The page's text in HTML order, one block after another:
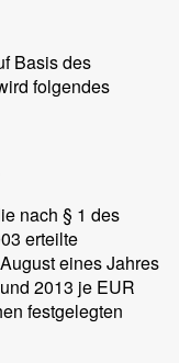
Basis des
folgendes
nach § 1 des
erteilte
eines Jahres
2013 je EUR
festgelegten